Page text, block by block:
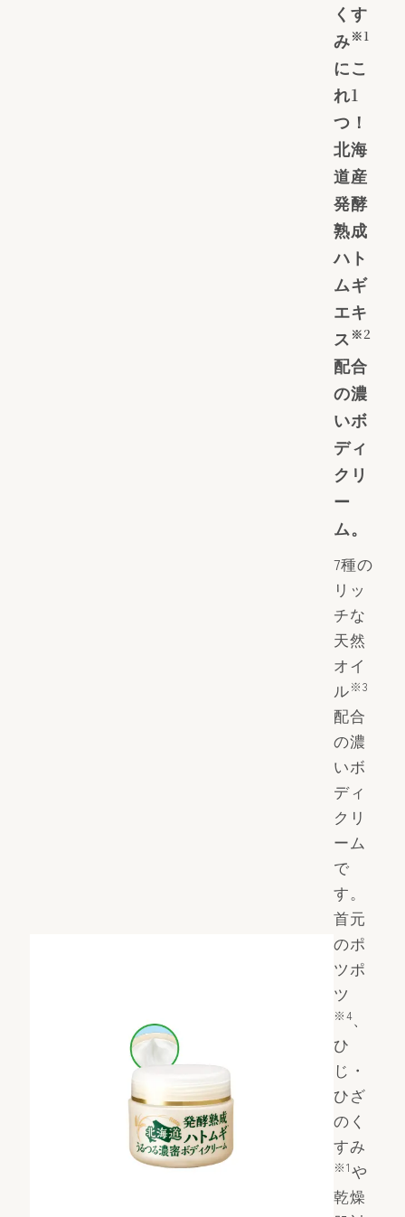
くす
み※1
にこ
れ1
つ！
北海
道産
発酵
熟成
ハト
ムギ
エキ
ス ※2
配合
の濃
いボ
ディ
クリ
ー
ム。
7種の
リッ
チな
天然
オイ
ル※3
配合
の濃
いボ
ディ
クリ
ーム
で
す。
首元
のポ
ツポ
ツ
※4、
ひ
じ・
ひざ
のく
すみ
※1や
乾燥